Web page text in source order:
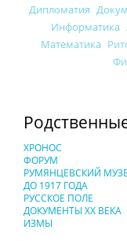
Дипломатия
Информатика
Математика
ХРОНОС
ФОРУМ
РУМЯНЦЕВСКИЙ
ДО 1917 ГОДА
РУССКОЕ ПОЛЕ
ДОКУМЕНТЫ XX ВЕКА
ИЗМЫ